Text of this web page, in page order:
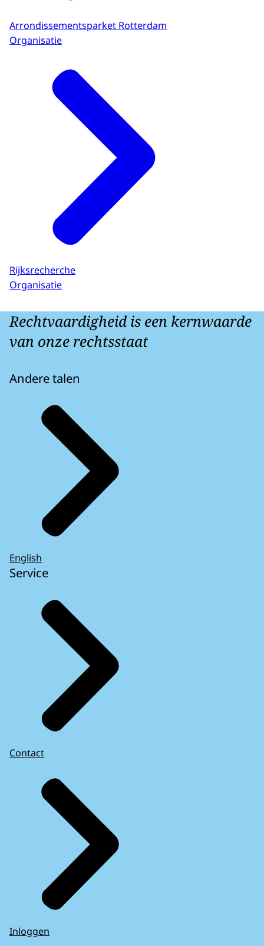
Arrondissementsparket Rotterdam
Organisatie
Rijksrecherche
Organisatie
Rechtvaardigheid is een kernwaarde
van onze rechtsstaat
Andere talen
English
Service
Contact
Inloggen